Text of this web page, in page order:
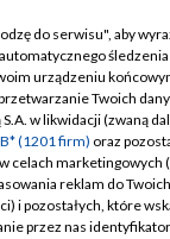
TVP
TVP
Cyfrowa
Regulamin TVP
Polityka
Moje zgody
Pomoc
do serwisu", aby
śledzenia
urządzeniu
Twoich
w likwidacji (zwaną
(1201 firm) oraz
celach marketingowych
reklam do
i pozostałych, które
przez nas